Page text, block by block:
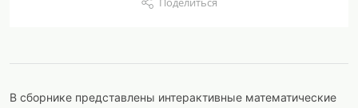
В сборнике представлены интерактивные математические